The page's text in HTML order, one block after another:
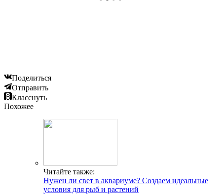
Поделиться
Отправить
Класснуть
Похожее
Читайте также:
Нужен ли свет в аквариуме? Создаем идеальные
условия для рыб и растений